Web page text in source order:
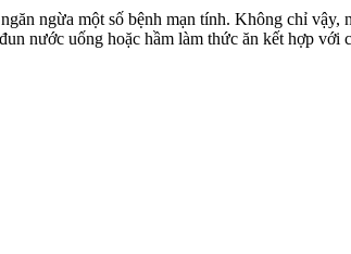
ngừa một số bệnh mạn tính. Không chỉ vậy,
nước uống hoặc hầm làm thức ăn kết hợp với